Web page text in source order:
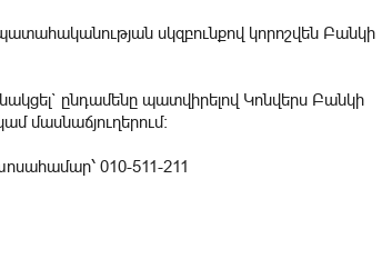
սկզբունքով կորոշվեն Բանկի
ընդամենը պատվիրելով Կոնվերս Բանկի
մասնաճյուղերում:
010-511-211